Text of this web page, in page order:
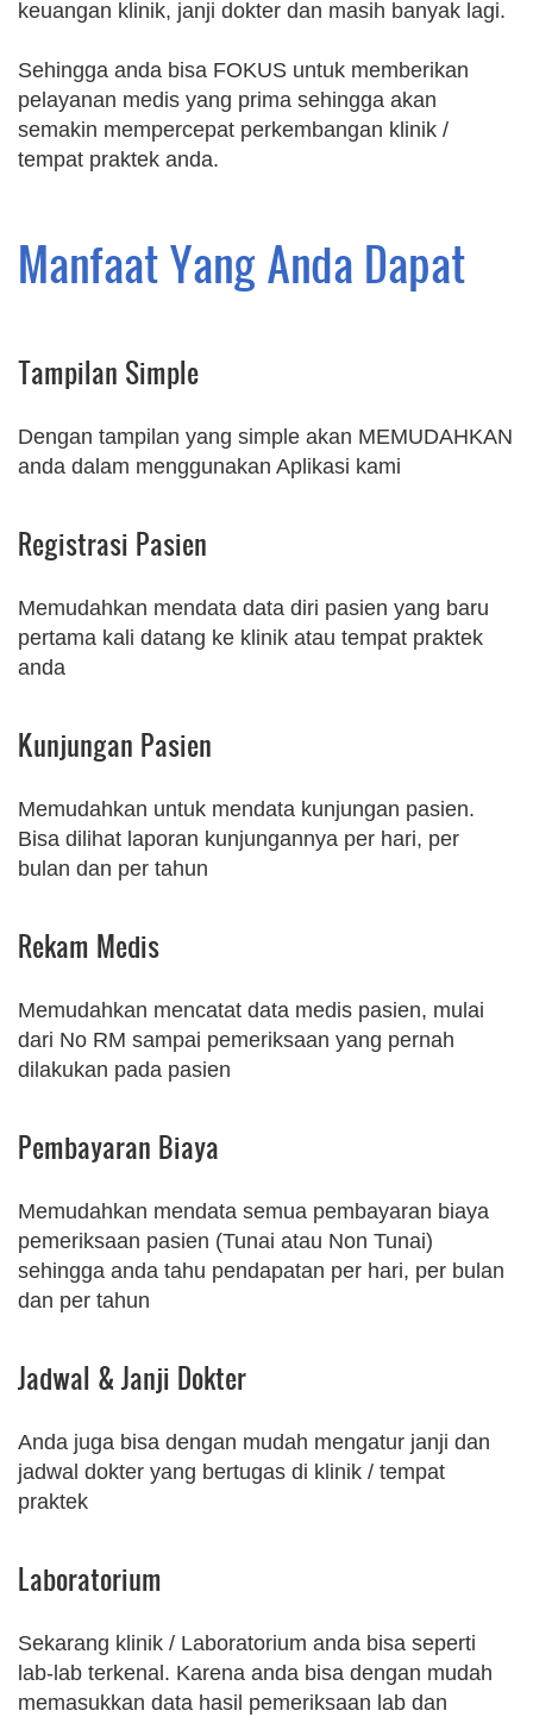
keuangan klinik, janji dokter dan masih banyak lagi.
Sehingga anda bisa FOKUS untuk memberikan
pelayanan medis yang prima sehingga akan
semakin mempercepat perkembangan klinik /
tempat praktek anda.
Manfaat Yang Anda Dapat
Tampilan Simple
Dengan tampilan yang simple akan MEMUDAHKAN
anda dalam menggunakan Aplikasi kami
Registrasi Pasien
Memudahkan mendata data diri pasien yang baru
pertama kali datang ke klinik atau tempat praktek
anda
Kunjungan Pasien
Memudahkan untuk mendata kunjungan pasien.
Bisa dilihat laporan kunjungannya per hari, per
bulan dan per tahun
Rekam Medis
Memudahkan mencatat data medis pasien, mulai
dari No RM sampai pemeriksaan yang pernah
dilakukan pada pasien
Pembayaran Biaya
Memudahkan mendata semua pembayaran biaya
pemeriksaan pasien (Tunai atau Non Tunai)
sehingga anda tahu pendapatan per hari, per bulan
dan per tahun
Jadwal & Janji Dokter
Anda juga bisa dengan mudah mengatur janji dan
jadwal dokter yang bertugas di klinik / tempat
praktek
Laboratorium
Sekarang klinik / Laboratorium anda bisa seperti
lab-lab terkenal. Karena anda bisa dengan mudah
memasukkan data hasil pemeriksaan lab dan